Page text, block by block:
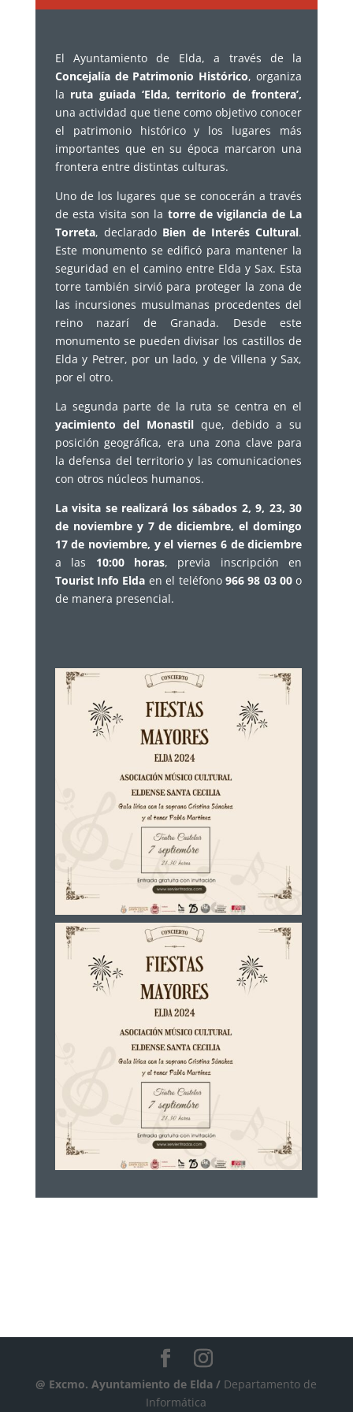
El Ayuntamiento de Elda, a través de la
Concejalía de Patrimonio Histórico, organiza
la ruta guiada ‘Elda, territorio de frontera’,
una actividad que tiene como objetivo conocer
el patrimonio histórico y los lugares más
importantes que en su época marcaron una
frontera entre distintas culturas.
Uno de los lugares que se conocerán a través
de esta visita son la torre de vigilancia de La
Torreta, declarado Bien de Interés Cultural.
Este monumento se edificó para mantener la
seguridad en el camino entre Elda y Sax. Esta
torre también sirvió para proteger la zona de
las incursiones musulmanas procedentes del
reino nazarí de Granada. Desde este
monumento se pueden divisar los castillos de
Elda y Petrer, por un lado, y de Villena y Sax,
por el otro.
La segunda parte de la ruta se centra en el
yacimiento del Monastilque, debido a su
posición geográfica, era una zona clave para
la defensa del territorio y las comunicaciones
con otros núcleos humanos.
La visita se realizará los sábados 2, 9, 23, 30
de noviembre y 7 de diciembre, el domingo
17 de noviembre, y el viernes 6 de diciembre
a las 10:00 horas, previa inscripción en
Tourist Info Elda en el teléfono 966 98 03 00o
de manera presencial.
@ Excmo. Ayuntamiento de Elda / Departamento de
Informática